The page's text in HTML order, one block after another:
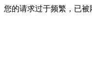
您的请求过于频繁，已被